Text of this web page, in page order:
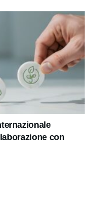
con